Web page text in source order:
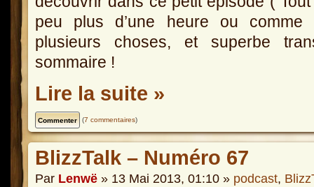
peu plus d’une heure ou comme
plusieurs choses, et superbe
sommaire !
Lire la suite »
(7 commentaires)
BlizzTalk – Numéro 67
Par Lenwë » 13 Mai 2013, 01:10 » podcast,